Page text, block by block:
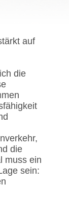
auf
die
die
muss ein
sein: